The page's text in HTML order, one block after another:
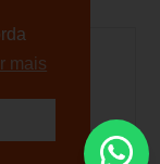
mais